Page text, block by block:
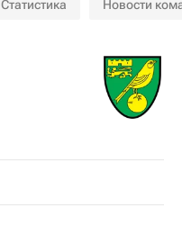
Статистика Новости